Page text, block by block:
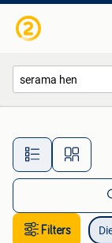
Filters